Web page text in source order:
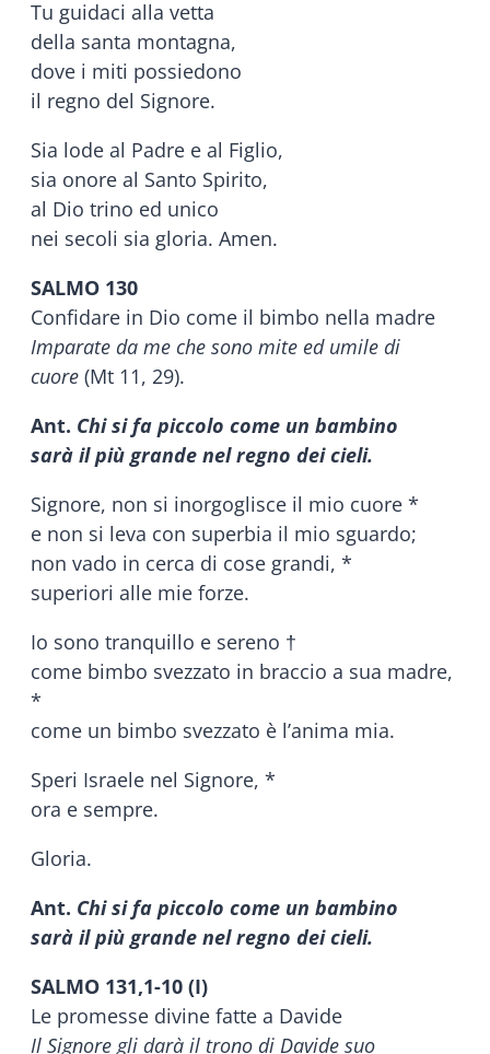
Tu guidaci alla vetta
della santa montagna,
dove i miti possiedono
il regno del Signore.
Sia lode al Padre e al Figlio,
sia onore al Santo Spirito,
al Dio trino ed unico
nei secoli sia gloria. Amen.
SALMO 130
Confidare in Dio come il bimbo nella madre
Imparate da me che sono mite ed umile di
cuore (Mt 11, 29).
Ant. Chi si fa piccolo come un bambino
sarà il più grande nel regno dei cieli.
Signore, non si inorgoglisce il mio cuore *
e non si leva con superbia il mio sguardo;
non vado in cerca di cose grandi, *
superiori alle mie forze.
Io sono tranquillo e sereno †
come bimbo svezzato in braccio a sua madre,
*
come un bimbo svezzato è l’anima mia.
Speri Israele nel Signore, *
ora e sempre.
Gloria.
Ant. Chi si fa piccolo come un bambino
sarà il più grande nel regno dei cieli.
SALMO 131,1-10 (I)
Le promesse divine fatte a Davide
Il Signore gli darà il trono di Davide suo